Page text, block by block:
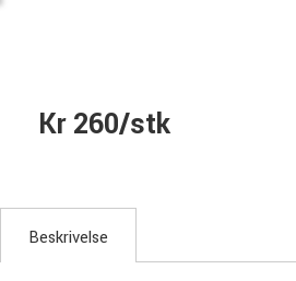
Kr 260/stk
Beskrivelse